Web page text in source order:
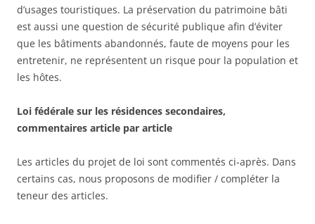
d’usages touristiques. La préservation du patrimoine bâti
est aussi une question de sécurité publique afin d’éviter
que les bâtiments abandonnés, faute de moyens pour les
entretenir, ne représentent un risque pour la population et
les hôtes.
Loi fédérale sur les résidences secondaires,
commentaires article par article
Les articles du projet de loi sont commentés ci-après. Dans
certains cas, nous proposons de modifier / compléter la
teneur des articles.